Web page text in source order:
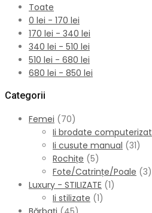
Toate
0 lei - 170 lei
170 lei - 340 lei
340 lei - 510 lei
510 lei - 680 lei
680 lei - 850 lei
Categorii
Femei (70)
Ii brodate computerizat
Ii cusute manual (31)
Rochițe (5)
Fote/Catrințe/Poale (3)
Luxury - STILIZATE (1)
Ii stilizate (1)